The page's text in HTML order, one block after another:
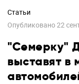
Статьи
Опубликовано22
"Семерку"
выставят в